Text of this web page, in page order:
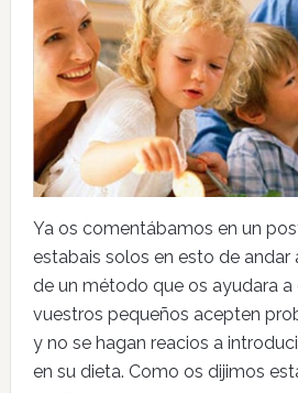
Ya os comentábamos en un
estabais solos en esto de andar
de un método que os ayudara a
vuestros pequeños acepten
y no se hagan reacios a
en su dieta. Como os dijimos